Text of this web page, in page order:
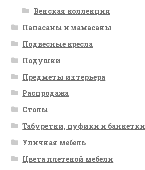
Венская коллекция
Папасаны и мамасаны
Подвесные кресла
Подушки
Предметы интерьера
Распродажа
Столы
Табуретки, пуфики и банкетки
Уличная мебель
Цвета плетеной мебели